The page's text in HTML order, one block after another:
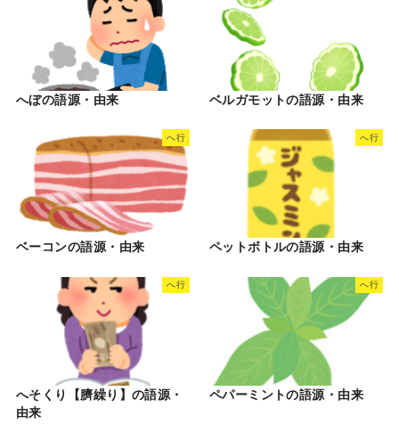
へぼの語源・由来 ベルガモットの語源・由来
へ行
ベーコンの語源・由来
へ行
ペットボトルの語源・由来
へ行
へそくり【臍繰り】の語源・
由来
へ行
ペパーミントの語源・由来